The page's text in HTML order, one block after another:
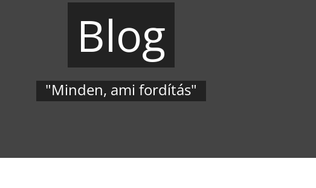
Blog
"Minden, ami fordítás"